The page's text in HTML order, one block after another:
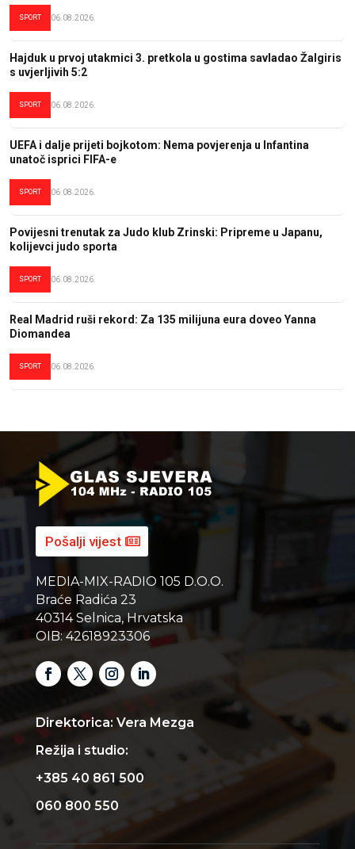
SPORT 06.08.2026.
Hajduk u prvoj utakmici 3. pretkola u gostima savladao Žalgiris
s uvjerljivih 5:2
SPORT 06.08.2026.
UEFA i dalje prijeti bojkotom: Nema povjerenja u Infantina
unatoč isprici FIFA-e
SPORT 06.08.2026.
Povijesni trenutak za Judo klub Zrinski: Pripreme u Japanu,
kolijevci judo sporta
SPORT 06.08.2026.
Real Madrid ruši rekord: Za 135 milijuna eura doveo Yanna
Diomandea
SPORT 06.08.2026.
Pošalji vijest
MEDIA-MIX-RADIO 105 D.O.O.
Braće Radića 23
40314 Selnica, Hrvatska
OIB: 42618923306
Direktorica: Vera Mezga
Režija i studio:
+385 40 861 500
060 800 550